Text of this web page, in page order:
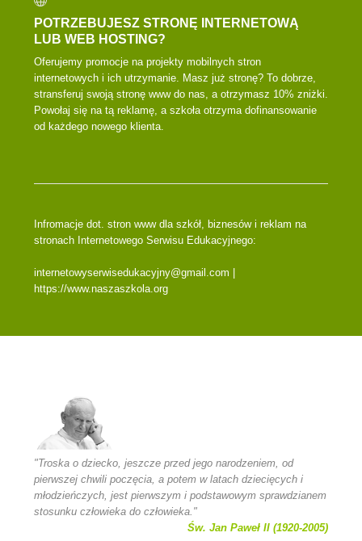
POTRZEBUJESZ STRONĘ INTERNETOWĄ
LUB WEB HOSTING?
Oferujemy promocje na projekty mobilnych stron
internetowych i ich utrzymanie. Masz już stronę? To dobrze,
stransferuj swoją stronę www do nas, a otrzymasz 10% zniżki.
Powołaj się na tą reklamę, a szkoła otrzyma dofinansowanie
od każdego nowego klienta.
Infromacje dot. stron www dla szkół, biznesów i reklam na
stronach Internetowego Serwisu Edukacyjnego:
internetowyserwisedukacyjny@gmail.com |
https://www.naszaszkola.org
"Troska o dziecko, jeszcze przed jego narodzeniem, od
pierwszej chwili poczęcia, a potem w latach dziecięcych i
młodzieńczych, jest pierwszym i podstawowym sprawdzianem
stosunku człowieka do człowieka."
Św. Jan Paweł II (1920-2005)